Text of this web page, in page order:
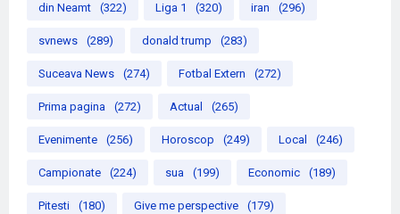
din Neamt (322) Liga 1 (320) iran (296)
svnews (289) donald trump (283)
Suceava News (274) Fotbal Extern (272)
Prima pagina (272) Actual (265)
Evenimente (256) Horoscop (249) Local (246)
Campionate (224) sua (199) Economic (189)
Pitesti (180) Give me perspective (179)